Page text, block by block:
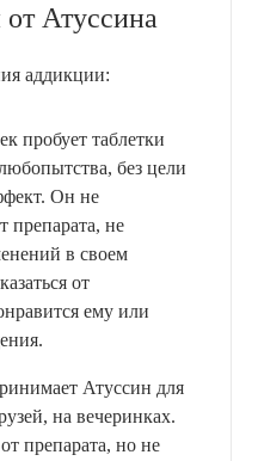
Атуссина
аддикции:
пробует таблетки
без цели
Он не
препарата, не
в своем
от
ему или
Атуссин для
на вечеринках.
препарата, но не